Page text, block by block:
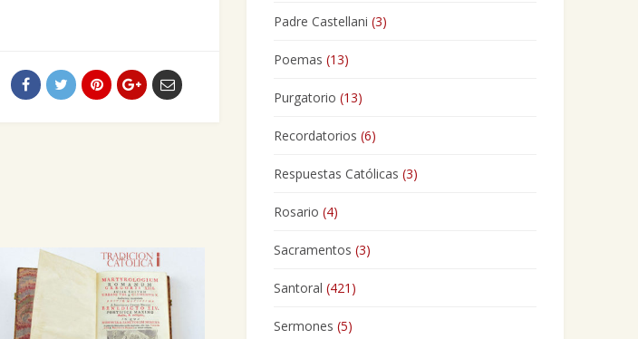
Padre Castellani (3)
Poemas (13)
Purgatorio (13)
Recordatorios (6)
Respuestas Católicas (3)
Rosario (4)
Sacramentos (3)
Santoral (421)
Sermones (5)